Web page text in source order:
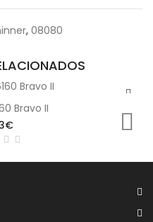
, 08080
Bravo II